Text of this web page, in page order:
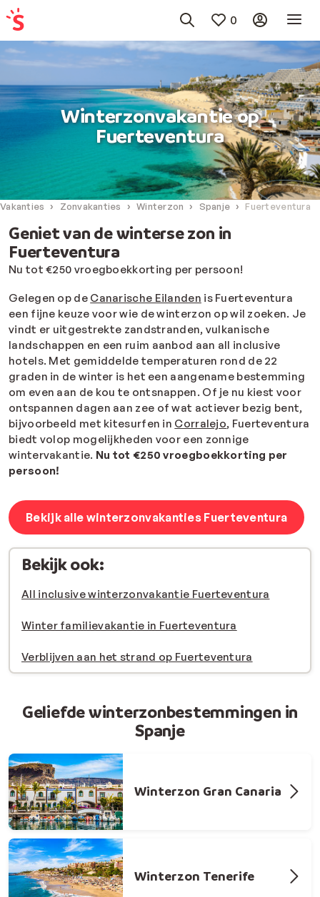
0
Winterzonvakantie op
Fuerteventura
Vakanties Zonvakanties Winterzon Spanje Fuerteventura
Geniet van de winterse zon in
Fuerteventura
Nu tot €250 vroegboekkorting per persoon!
Gelegen op de Canarische Eilanden is Fuerteventura
een fijne keuze voor wie de winterzon op wil zoeken. Je
vindt er uitgestrekte zandstranden, vulkanische
landschappen en een ruim aanbod aan all inclusive
hotels. Met gemiddelde temperaturen rond de 22
graden in de winter is het een aangename bestemming
om even aan de kou te ontsnappen. Of je nu kiest voor
ontspannen dagen aan zee of wat actiever bezig bent,
bijvoorbeeld met kitesurfen in Corralejo, Fuerteventura
biedt volop mogelijkheden voor een zonnige
wintervakantie. Nu tot €250 vroegboekkorting per
persoon!
Bekijk alle winterzonvakanties Fuerteventura
Bekijk ook:
All inclusive winterzonvakantie Fuerteventura
Winter familievakantie in Fuerteventura
Verblijven aan het strand op Fuerteventura
Geliefde winterzonbestemmingen in
Spanje
Winterzon Gran Canaria
Winterzon Tenerife